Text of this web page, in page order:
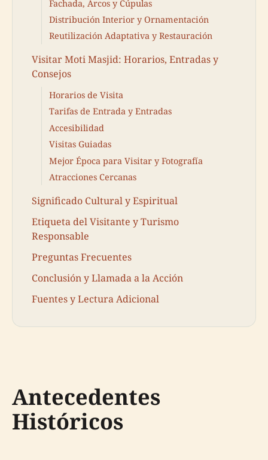
Fachada, Arcos y Cúpulas
Distribución Interior y Ornamentación
Reutilización Adaptativa y Restauración
Visitar Moti Masjid: Horarios, Entradas y
Consejos
Horarios de Visita
Tarifas de Entrada y Entradas
Accesibilidad
Visitas Guiadas
Mejor Época para Visitar y Fotografía
Atracciones Cercanas
Significado Cultural y Espiritual
Etiqueta del Visitante y Turismo
Responsable
Preguntas Frecuentes
Conclusión y Llamada a la Acción
Fuentes y Lectura Adicional
Antecedentes
Históricos